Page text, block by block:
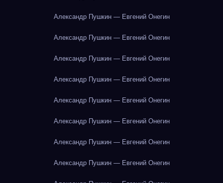
Александр Пушкин — Евгений Онегин
Александр Пушкин — Евгений Онегин
Александр Пушкин — Евгений Онегин
Александр Пушкин — Евгений Онегин
Александр Пушкин — Евгений Онегин
Александр Пушкин — Евгений Онегин
Александр Пушкин — Евгений Онегин
Александр Пушкин — Евгений Онегин